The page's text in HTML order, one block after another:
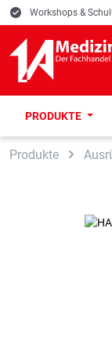
Zur Suche springen
Zur
E Workshops &
PRODUKTE
Produkte